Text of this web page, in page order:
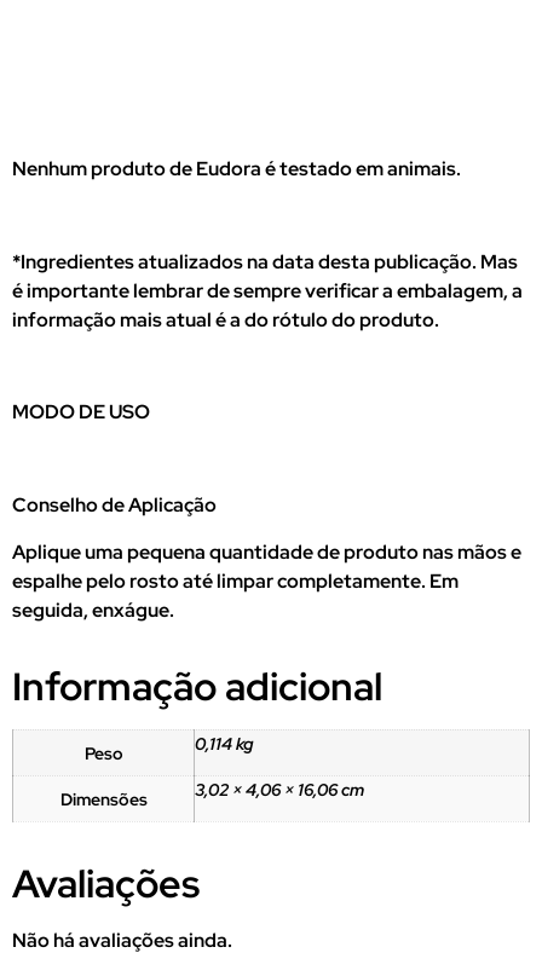
Nenhum produto de Eudora é testado em animais.
*Ingredientes atualizados na data desta publicação. Mas
é importante lembrar de sempre verificar a embalagem, a
informação mais atual é a do rótulo do produto.
MODO DE USO
Conselho de Aplicação
Aplique uma pequena quantidade de produto nas mãos e
espalhe pelo rosto até limpar completamente. Em
seguida, enxágue.
Informação adicional
Peso 0,114 kg
Dimensões 3,02 × 4,06 × 16,06 cm
Avaliações
Não há avaliações ainda.